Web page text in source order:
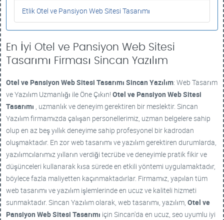
Etlik Otel ve Pansiyon Web Sitesi Tasarımı
En İyi Otel ve Pansiyon Web Sitesi
Tasarımı Firması Sincan Yazılım
Otel ve Pansiyon Web Sitesi Tasarımı Sincan Yazılım: Web Tasarım
ve Yazılım Uzmanlığı ile Öne Çıkın! Otel ve Pansiyon Web Sitesi
Tasarımı , uzmanlık ve deneyim gerektiren bir meslektir. Sincan
Yazılım firmamızda çalışan personellerimiz, uzman belgelere sahip
olup en az beş yıllık deneyime sahip profesyonel bir kadrodan
oluşmaktadır. En zor web tasarımı ve yazılım gerektiren durumlarda,
yazılımcılarımız yılların verdiği tecrübe ve deneyimle pratik fikir ve
düşünceleri kullanarak kısa sürede en etkili yöntemi uygulamaktadır,
böylece fazla maliyetten kaçınmaktadırlar. Firmamız, yapılan tüm
web tasarımı ve yazılım işlemlerinde en ucuz ve kaliteli hizmeti
sunmaktadır. Sincan Yazılım olarak, web tasarımı, yazılım, Otel ve
Pansiyon Web Sitesi Tasarımı için Sincan'da en ucuz, seo uyumlu iyi